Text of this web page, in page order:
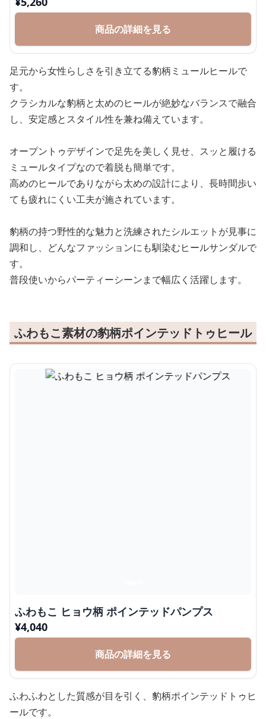
商品の詳細を見る
足元から女性らしさを引き立てる豹柄ミュールヒールで
す。
クラシカルな豹柄と太めのヒールが絶妙なバランスで融合
し、安定感とスタイル性を兼ね備えています。
オープントゥデザインで足先を美しく見せ、スッと履ける
ミュールタイプなので着脱も簡単です。
高めのヒールでありながら太めの設計により、長時間歩い
ても疲れにくい工夫が施されています。
豹柄の持つ野性的な魅力と洗練されたシルエットが見事に
調和し、どんなファッションにも馴染むヒールサンダルで
す。
普段使いからパーティーシーンまで幅広く活躍します。
ふわもこ素材の豹柄ポインテッドトゥヒール
ふわもこ ヒョウ柄 ポインテッドパンプス
¥4,040
商品の詳細を見る
ふわふわとした質感が目を引く、豹柄ポインテッドトゥヒ
ールです。